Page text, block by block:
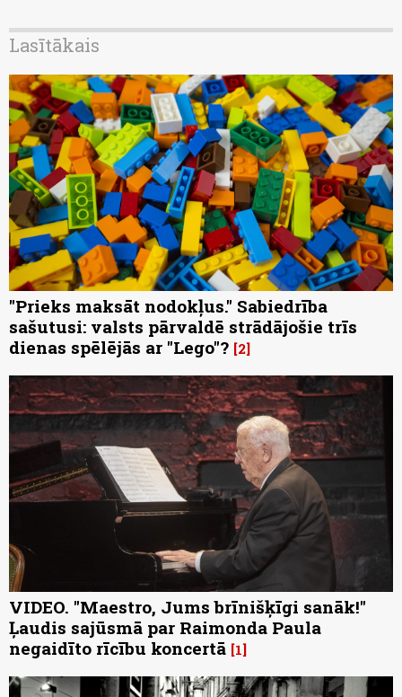
Lasītākais
"Prieks maksāt nodokļus." Sabiedrība
sašutusi: valsts pārvaldē strādājošie trīs
dienas spēlējās ar "Lego"? 2
VIDEO. "Maestro, Jums brīnišķīgi sanāk!"
Ļaudis sajūsmā par Raimonda Paula
negaidīto rīcību koncertā 1